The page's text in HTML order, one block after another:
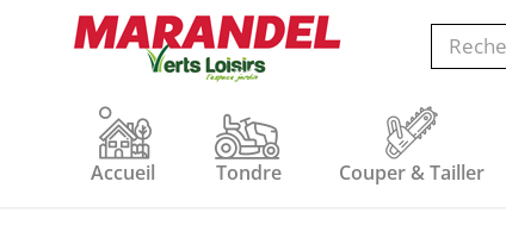
Accueil Tondre Couper & Tailler